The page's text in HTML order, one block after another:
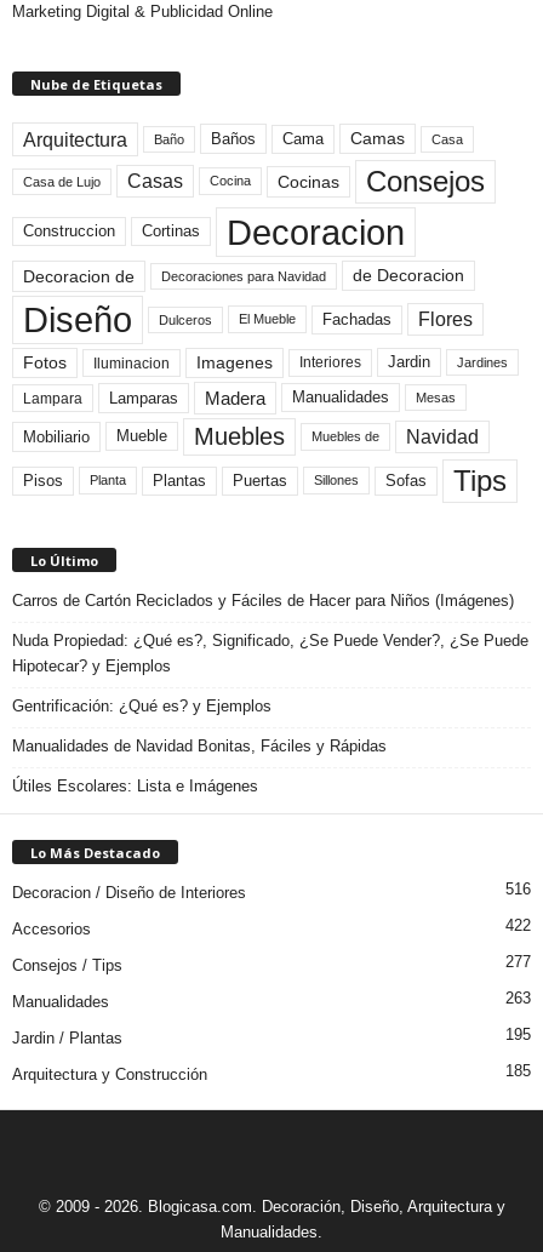
Marketing Digital & Publicidad Online
Nube de Etiquetas
Arquitectura Baño Baños Cama Camas Casa
Casa de Lujo Casas Cocina Cocinas Consejos
Construccion Cortinas Decoracion
Decoracion de Decoraciones para Navidad de Decoracion
Diseño Dulceros El Mueble Fachadas Flores
Fotos Iluminacion Imagenes Interiores Jardin Jardines
Lampara Lamparas Madera Manualidades Mesas
Mobiliario Mueble Muebles Muebles de Navidad
Pisos Planta Plantas Puertas Sillones Sofas Tips
Lo Último
Carros de Cartón Reciclados y Fáciles de Hacer para Niños (Imágenes)
Nuda Propiedad: ¿Qué es?, Significado, ¿Se Puede Vender?, ¿Se Puede
Hipotecar? y Ejemplos
Gentrificación: ¿Qué es? y Ejemplos
Manualidades de Navidad Bonitas, Fáciles y Rápidas
Útiles Escolares: Lista e Imágenes
Lo Más Destacado
Decoracion / Diseño de Interiores 516
Accesorios 422
Consejos / Tips 277
Manualidades 263
Jardin / Plantas 195
Arquitectura y Construcción 185
© 2009 - 2026. Blogicasa.com. Decoración, Diseño, Arquitectura y
Manualidades.